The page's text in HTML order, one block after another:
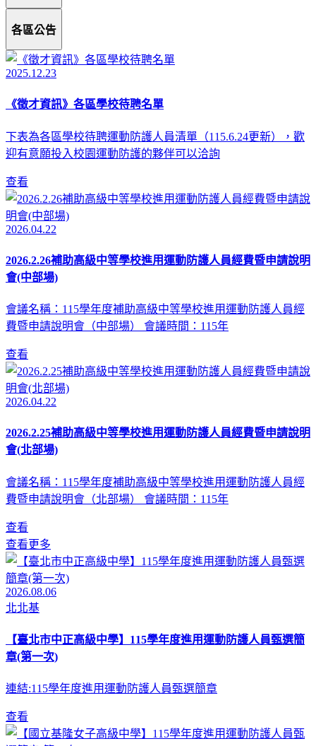
各區公告
2025.12.23
《徵才資訊》各區學校待聘名單
下表為各區學校待聘運動防護人員清單（115.6.24更新），歡
迎有意願投入校園運動防護的夥伴可以洽詢
查看
2026.04.22
2026.2.26補助高級中等學校進用運動防護人員經費暨申請說明
會(中部場)
會議名稱：115學年度補助高級中等學校進用運動防護人員經
費暨申請說明會（中部場） 會議時間：115年
查看
2026.04.22
2026.2.25補助高級中等學校進用運動防護人員經費暨申請說明
會(北部場)
會議名稱：115學年度補助高級中等學校進用運動防護人員經
費暨申請說明會（北部場） 會議時間：115年
查看
查看更多
2026.08.06
北北基
【臺北市中正高級中學】115學年度進用運動防護人員甄選簡
章(第一次)
連結:115學年度進用運動防護人員甄選簡章
查看